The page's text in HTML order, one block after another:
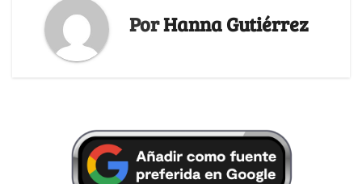
PorHanna Gutiérrez